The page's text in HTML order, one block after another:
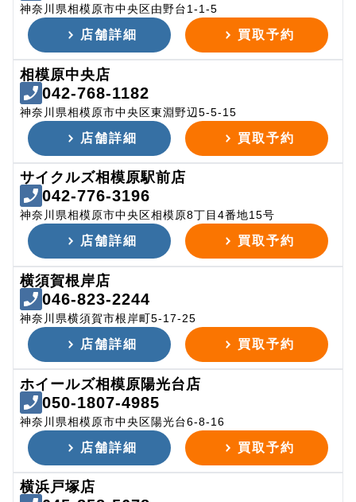
神奈川県相模原市中央区由野台1-1-5
店舗詳細 買取予約
相模原中央店
042-768-1182
神奈川県相模原市中央区東淵野辺5-5-15
店舗詳細 買取予約
サイクルズ相模原駅前店
042-776-3196
神奈川県相模原市中央区相模原8丁目4番地15号
店舗詳細 買取予約
横須賀根岸店
046-823-2244
神奈川県横須賀市根岸町5-17-25
店舗詳細 買取予約
ホイールズ相模原陽光台店
050-1807-4985
神奈川県相模原市中央区陽光台6-8-16
店舗詳細 買取予約
横浜戸塚店